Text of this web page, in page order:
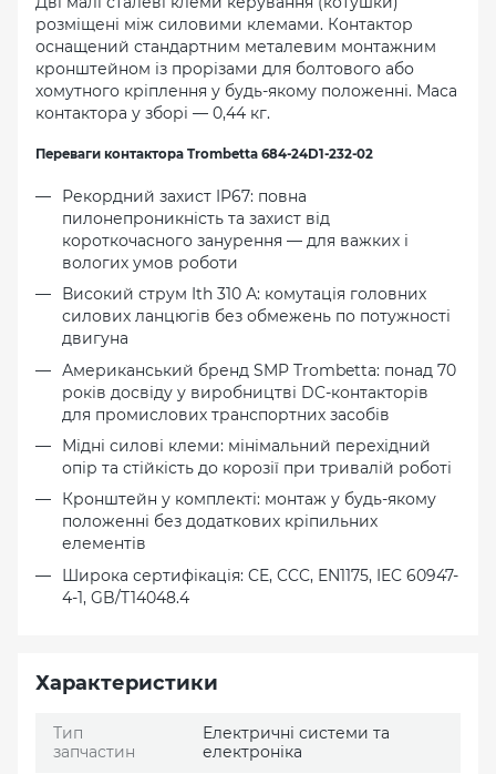
розміщені між силовими клемами. Контактор
оснащений стандартним металевим монтажним
кронштейном із прорізами для болтового або
хомутного кріплення у будь-якому положенні. Маса
контактора у зборі — 0,44 кг.
Переваги контактора Trombetta 684-24D1-232-02
Рекордний захист IP67: повна
пилонепроникність та захист від
короткочасного занурення — для важких і
вологих умов роботи
Високий струм Ith 310 А: комутація головних
силових ланцюгів без обмежень по потужності
двигуна
Американський бренд SMP Trombetta: понад 70
років досвіду у виробництві DC-контакторів
для промислових транспортних засобів
Мідні силові клеми: мінімальний перехідний
опір та стійкість до корозії при тривалій роботі
Кронштейн у комплекті: монтаж у будь-якому
положенні без додаткових кріпильних
елементів
Широка сертифікація: CE, CCC, EN1175, IEC 60947-
4-1, GB/T14048.4
Характеристики
Тип
запчастин
Електричні системи та
електроніка